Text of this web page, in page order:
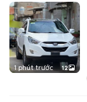
1 phút trước 12